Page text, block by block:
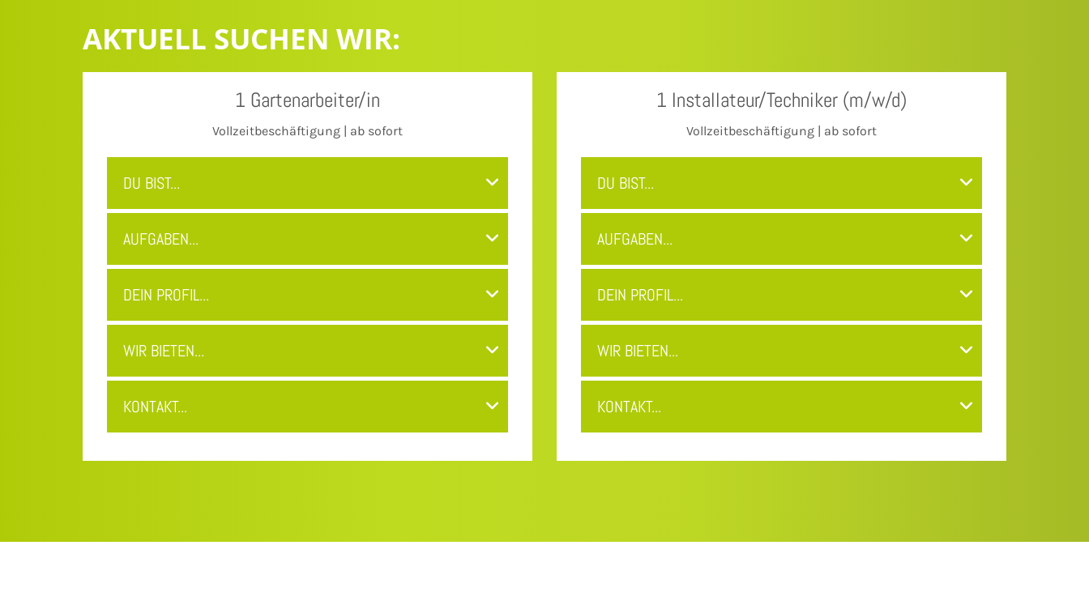
AKTUELL SUCHEN WIR:
1 Gartenarbeiter/in
Vollzeitbeschäftigung | ab sofort
DU BIST...
AUFGABEN...
DEIN PROFIL...
WIR BIETEN...
KONTAKT...
1 Installateur/Techniker (m/w/d)
Vollzeitbeschäftigung | ab sofort
DU BIST...
AUFGABEN...
DEIN PROFIL...
WIR BIETEN...
KONTAKT...